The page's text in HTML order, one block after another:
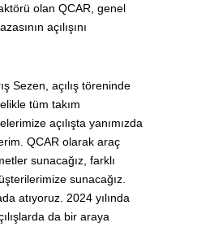
olan QCAR, genel
açılışını
Sezen, açılış töreninde
tüm takım
açılışta yanımızda
QCAR olarak araç
sunacağız, farklı
sunacağız.
atıyoruz. 2024 yılında
da bir araya